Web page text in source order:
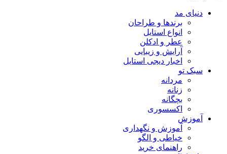
دنیای مد
برندها و طراحان
انواع استایل
عطر و ادکلن
آرایش و زیبایی
اخبار دیجی استایل
سبک تو
مردانه
زنانه
بچگانه
اکسسوری
آموزش
آموزش و نگهداری
خیاطی و الگو
راهنمای خرید